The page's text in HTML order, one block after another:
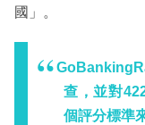
國」。
查，並對
個評分標準